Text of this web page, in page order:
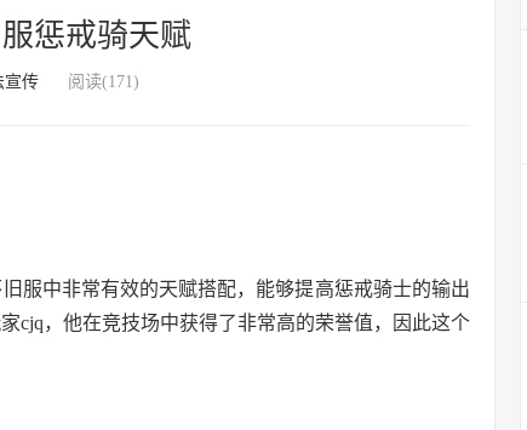
惩戒骑天赋
宣传 阅读(171)
服中非常有效的天赋搭配，能够提高惩戒骑士的输出
cjq，他在竞技场中获得了非常高的荣誉值，因此这个